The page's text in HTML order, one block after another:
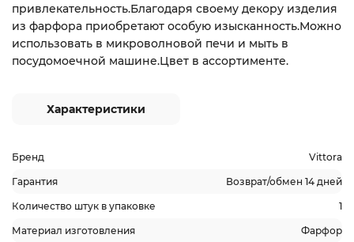
привлекательность.Благодаря своему декору изделия
из фарфора приобретают особую изысканность.Можно
использовать в микроволновой печи и мыть в
посудомоечной машине.Цвет в ассортименте.
Характеристики
Бренд Vittora
Гарантия Возврат/обмен 14 дней
Количество штук в упаковке 1
Материал изготовления Фарфор